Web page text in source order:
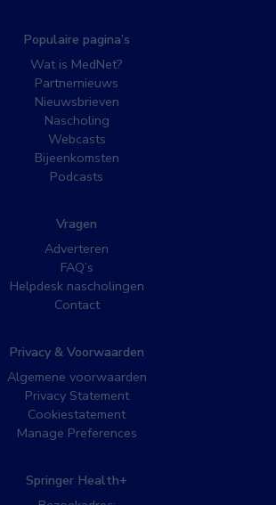
Populaire pagina’s
Wat is MedNet?
Partnernieuws
Nieuwsbrieven
Nascholing
Webcasts
Bijeenkomsten
Podcasts
Vragen
Adverteren
FAQ’s
Helpdesk nascholingen
Contact
Privacy & Voorwaarden
Algemene voorwaarden
Privacy Statement
Cookiestatement
Manage Preferences
Springer Health+